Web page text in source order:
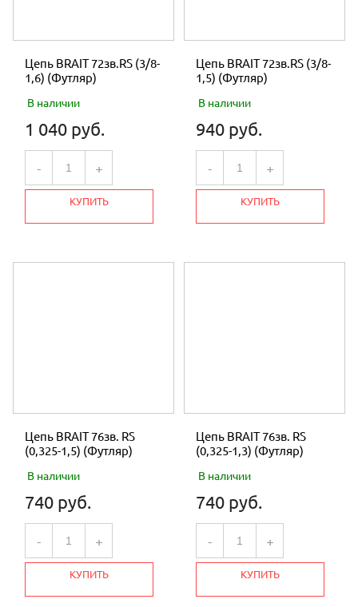
Цепь BRAIT 72зв.RS (3/8-
1,6) (Футляр)
В наличии
1 040 руб.
- +
КУПИТЬ
Цепь BRAIT 72зв.RS (3/8-
1,5) (Футляр)
В наличии
940 руб.
- +
КУПИТЬ
Цепь BRAIT 76зв. RS
(0,325-1,5) (Футляр)
В наличии
740 руб.
- +
КУПИТЬ
Цепь BRAIT 76зв. RS
(0,325-1,3) (Футляр)
В наличии
740 руб.
- +
КУПИТЬ